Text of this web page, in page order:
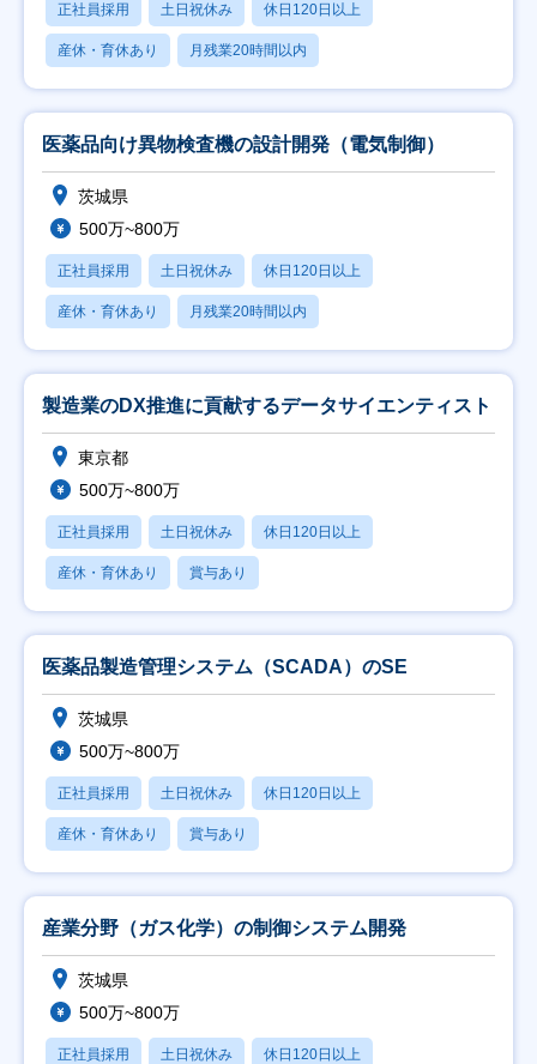
正社員採用 土日祝休み 休日120日以上
産休・育休あり 月残業20時間以内
医薬品向け異物検査機の設計開発（電気制御）
茨城県
500万~800万
正社員採用 土日祝休み 休日120日以上
産休・育休あり 月残業20時間以内
製造業のDX推進に貢献するデータサイエンティスト
東京都
500万~800万
正社員採用 土日祝休み 休日120日以上
産休・育休あり 賞与あり
医薬品製造管理システム（SCADA）のSE
茨城県
500万~800万
正社員採用 土日祝休み 休日120日以上
産休・育休あり 賞与あり
産業分野（ガス化学）の制御システム開発
茨城県
500万~800万
正社員採用 土日祝休み 休日120日以上